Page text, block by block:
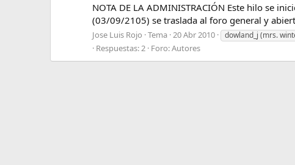
NOTA DE LA ADMINISTRACIÓN Este hilo se
(03/09/2105) se traslada al foro general y
Jose Luis Rojo Tema 20 Abr 2010 dowland_j (mrs.
Respuestas: 2 Foro:Autores